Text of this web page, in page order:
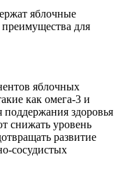
яблочные
для
яблочных
как омега-3 и
здоровья
снижать уровень
развитие
сосудистых